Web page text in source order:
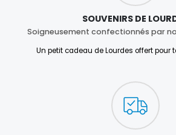
SOUVENIRS DE
Soigneusement confectionnés par
Un petit cadeau de Lourdes offert